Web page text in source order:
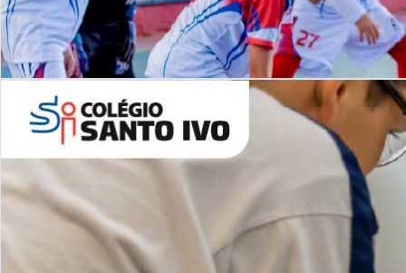
Desafios | Saiba mais